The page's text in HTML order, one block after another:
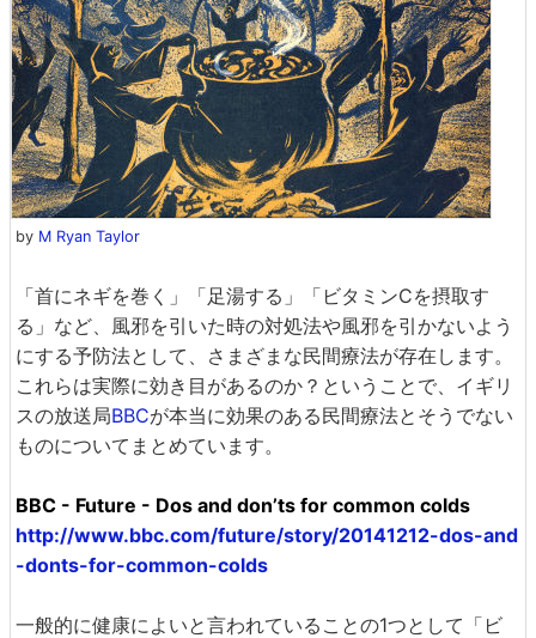
by M Ryan Taylor
「首にネギを巻く」「足湯する」「ビタミンCを摂取す
る」など、風邪を引いた時の対処法や風邪を引かないよう
にする予防法として、さまざまな民間療法が存在します。
これらは実際に効き目があるのか？ということで、イギリ
スの放送局BBCが本当に効果のある民間療法とそうでない
ものについてまとめています。
BBC - Future - Dos and don’ts for common colds
http://www.bbc.com/future/story/20141212-dos-and
-donts-for-common-colds
一般的に健康によいと言われていることの1つとして「ビ